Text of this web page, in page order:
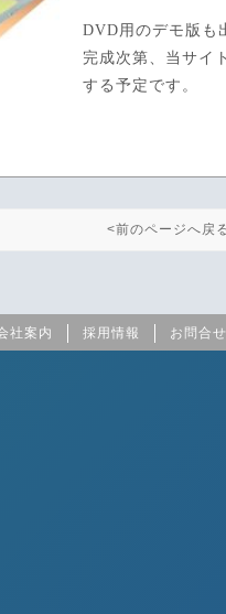
DVD用のデモ版も
完成次第、当サイ
する予定です。
<前のページへ戻
社案内 採用情報 お問合せ